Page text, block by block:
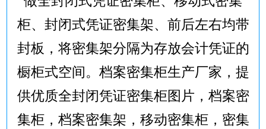
柜、封闭式凭证密集架、前后左右均带
封板，将密集架分隔为存放会计凭证的
橱柜式空间。档案密集柜生产厂家，提
供优质全封闭凭证密集柜图片，档案密
集柜，档案密集架，移动密集柜，密集